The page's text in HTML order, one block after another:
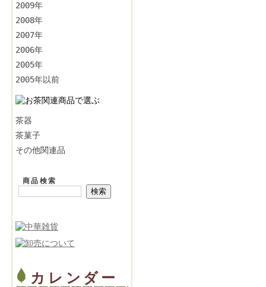
2009年
2008年
2007年
2006年
2005年
2005年以前
茶器
茶菓子
その他関連品
商品検索
カレンダー